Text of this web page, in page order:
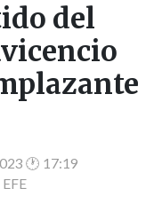
del
🕐 17:19
EFE